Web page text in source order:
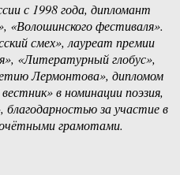
с 1998 года, дипломант
«Волошинского фестиваля».
смех», лауреат премии
«Литературный глобус»,
Лермонтова», дипломом
в номинации поэзия,
за участие в
грамотами.